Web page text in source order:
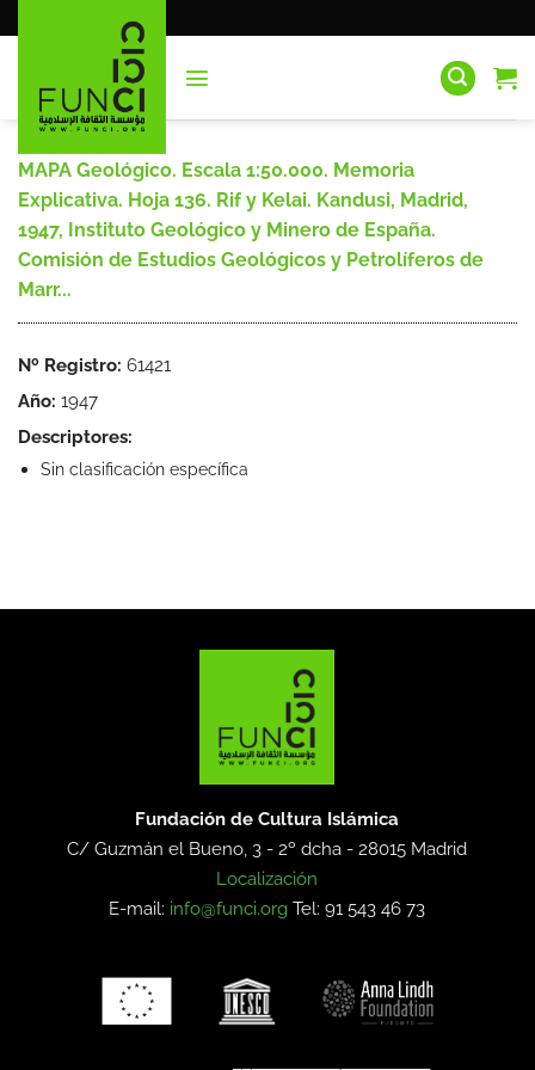
al
MAPA Geológico. Escala 1:50.000. Memoria
Explicativa. Hoja 136. Rif y Kelai. Kandusi, Madrid,
1947, Instituto Geológico y Minero de España.
Comisión de Estudios Geológicos y Petrolíferos de
Marr...
Nº Registro: 61421
Año: 1947
Descriptores:
Sin clasificación específica
Fundación de Cultura Islámica
C/ Guzmán el Bueno, 3 - 2º dcha -28015 Madrid
Localización
E-mail: info@funci.org Tel: 91 543 46 73